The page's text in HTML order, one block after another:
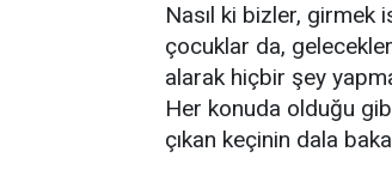
Nasıl ki bizler, girmek
çocuklar da,
alarak hiçbir şey
Her konuda olduğu
çıkan keçinin dala